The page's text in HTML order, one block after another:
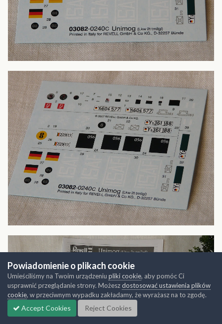
Powiadomienie o plikach cookie
Umieściliśmy na Twoim urządzeniu pliki cookie, aby pomóc Ci
usprawnić przeglądanie strony. Możeszdostosować ustawienia plików
cookie, w przeciwnym wypadku zakładamy, że wyrażasz na to zgodę.
Accept Cookies Reject Cookies